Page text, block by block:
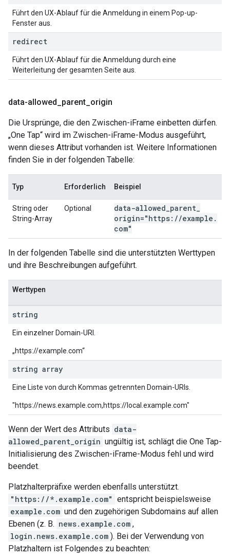
Führt den UX-Ablauf für die Anmeldung in einem Pop-up-
Fenster aus.
redirect
Führt den UX-Ablauf für die Anmeldung durch eine
Weiterleitung der gesamten Seite aus.
data-allowed parent origin
Die Ursprünge, die den Zwischen-iFrame einbetten dürfen.
„One Tap“ wird im Zwischen-iFrame-Modus ausgeführt,
wenn dieses Attribut vorhanden ist. Weitere Informationen
finden Sie in der folgenden Tabelle:
Typ Erforderlich Beispiel
String oder
String-Array
Optional data-allowed parent
origin="https: //example .
com"
In der folgenden Tabelle sind die unterstützten Werttypen
und ihre Beschreibungen aufgeführt.
Werttypen
string
Ein einzelner Domain-URI.
„https://example.com“
string array
Eine Liste von durch Kommas getrennten Domain-URIs.
"https://news.example.com,https://local.example.com"
Wenn der Wert des Attributs data-
allowed_parent_origin ungültig ist, schlägt die One Tap-
Initialisierung des Zwischen-iFrame-Modus fehl und wird
beendet.
Platzhalterpräfixe werden ebenfalls unterstützt.
"https://*.example.com" entspricht beispielsweise
example.com und den zugehörigen Subdomains auf allen
Ebenen (z. B. news.example.com ,
login.news.example.com ). Bei der Verwendung von
Platzhaltern ist Folgendes zu beachten: